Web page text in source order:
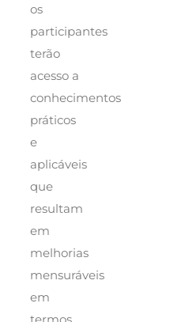
os
participantes
terão
acesso a
conhecimentos
práticos
e
aplicáveis
que
resultam
em
melhorias
mensuráveis
em
termos